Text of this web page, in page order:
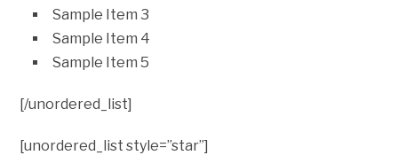
Sample Item 3
Sample Item 4
Sample Item 5
[/unordered_list]
[unordered_list style=”star”]